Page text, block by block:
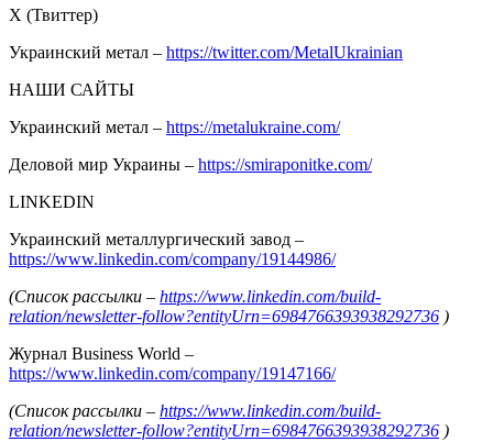
Х (Твиттер)
Украинский метал – https://twitter.com/MetalUkrainian
НАШИ САЙТЫ
Украинский метал – https://metalukraine.com/
Деловой мир Украины – https://smiraponitke.com/
LINKEDIN
Украинский металлургический завод –
https://www.linkedin.com/company/19144986/
(Список рассылки – https://www.linkedin.com/build-
relation/newsletter-follow?entityUrn=6984766393938292736 )
Журнал Business World –
https://www.linkedin.com/company/19147166/
(Список рассылки – https://www.linkedin.com/build-
relation/newsletter-follow?entityUrn=6984766393938292736 )